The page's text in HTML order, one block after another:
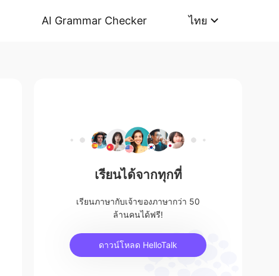
AI Grammar Checker ไทย
เรียนได้จากทุกที่
เรียนภาษากับเจ้าของภาษากว่า 50
ล้านคนได้ฟรี!
ดาวน์โหลด HelloTalk